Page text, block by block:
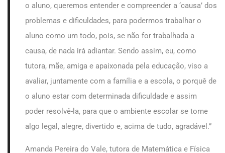
o aluno, queremos entender e compreender a ‘causa’ dos
problemas e dificuldades, para podermos trabalhar o
aluno como um todo, pois, se não for trabalhada a
causa, de nada irá adiantar. Sendo assim, eu, como
tutora, mãe, amiga e apaixonada pela educação, viso a
avaliar, juntamente com a família e a escola, o porquê de
o aluno estar com determinada dificuldade e assim
poder resolvê-la, para que o ambiente escolar se torne
algo legal, alegre, divertido e, acima de tudo, agradável.”
Amanda Pereira do Vale, tutora de Matemática e Física